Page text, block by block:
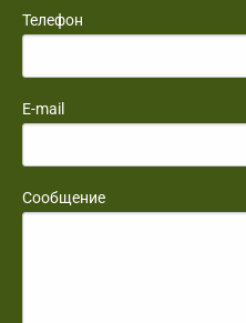
Телефон
E-mail
Сообщение